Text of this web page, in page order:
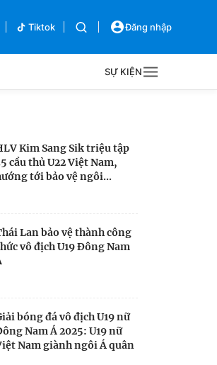
Tiktok Đăng nhập
SỰ KIỆN
Bên lề
Kim Sang Sik triệu tập
cầu thủ U22 Việt Nam,
tới bảo vệ ngôi...
Lan bảo vệ thành công
vô địch U19 Đông Nam
bóng đá vô địch U19 nữ
Nam Á 2025: U19 nữ
Nam giành ngôi Á quân